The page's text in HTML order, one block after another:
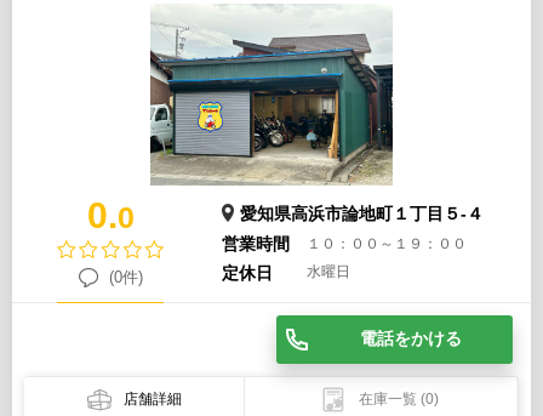
0.0
(0件)
愛知県高浜市論地町１丁目５-４
営業時間
１０：００～１９：００
定休日 水曜日
電話をかける
店舗詳細 在庫一覧 (0)